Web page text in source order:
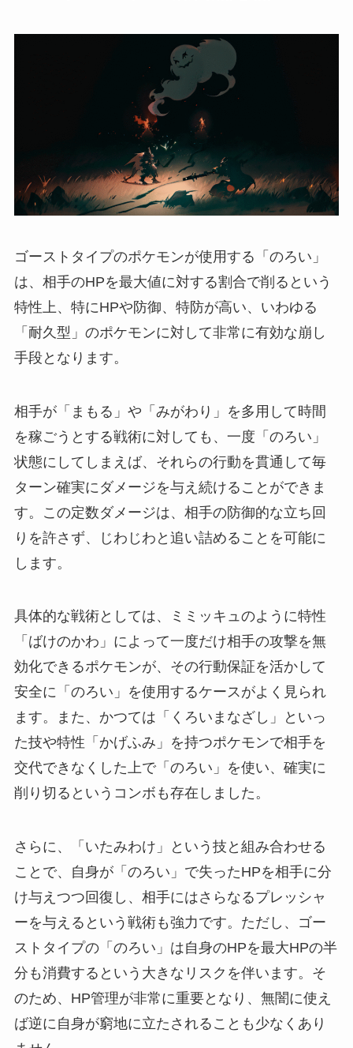
ゴーストタイプのポケモンが使用する「のろい」
は、相手のHPを最大値に対する割合で削るという
特性上、特にHPや防御、特防が高い、いわゆる
「耐久型」のポケモンに対して非常に有効な崩し
手段となります。
相手が「まもる」や「みがわり」を多用して時間
を稼ごうとする戦術に対しても、一度「のろい」
状態にしてしまえば、それらの行動を貫通して毎
ターン確実にダメージを与え続けることができま
す。この定数ダメージは、相手の防御的な立ち回
りを許さず、じわじわと追い詰めることを可能に
します。
具体的な戦術としては、ミミッキュのように特性
「ばけのかわ」によって一度だけ相手の攻撃を無
効化できるポケモンが、その行動保証を活かして
安全に「のろい」を使用するケースがよく見られ
ます。また、かつては「くろいまなざし」といっ
た技や特性「かげふみ」を持つポケモンで相手を
交代できなくした上で「のろい」を使い、確実に
削り切るというコンボも存在しました。
さらに、「いたみわけ」という技と組み合わせる
ことで、自身が「のろい」で失ったHPを相手に分
け与えつつ回復し、相手にはさらなるプレッシャ
ーを与えるという戦術も強力です。ただし、ゴー
ストタイプの「のろい」は自身のHPを最大HPの半
分も消費するという大きなリスクを伴います。そ
のため、HP管理が非常に重要となり、無闇に使え
ば逆に自身が窮地に立たされることも少なくあり